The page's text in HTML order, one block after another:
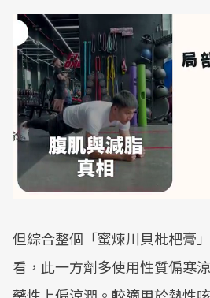
但綜合整個「蜜煉川貝枇杷膏
看，此一方劑多使用性質偏寒